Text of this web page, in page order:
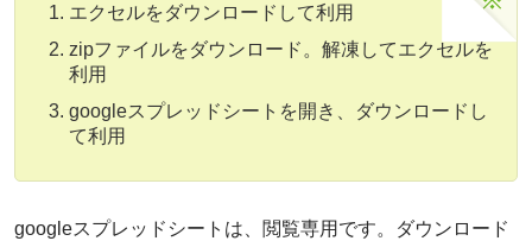
エクセルをダウンロードして利用
zipファイルをダウンロード。解凍してエクセルを
利用
googleスプレッドシートを開き、ダウンロードし
て利用
googleスプレッドシートは、閲覧専用です。ダウンロード